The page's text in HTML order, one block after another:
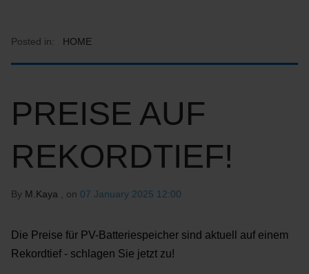
Posted in: HOME
PREISE AUF
REKORDTIEF!
By M.Kaya , on 07 January 2025 12:00
Die Preise für PV-Batteriespeicher sind aktuell auf einem
Rekordtief - schlagen Sie jetzt zu!